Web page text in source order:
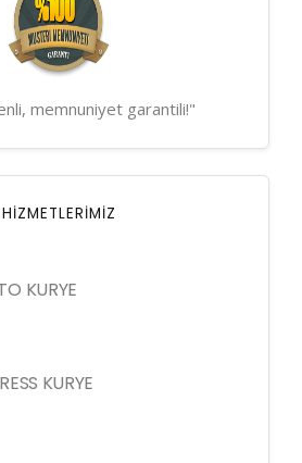
memnuniyet garantili!"
HIZMETLERIMIZ
KURYE
KURYE